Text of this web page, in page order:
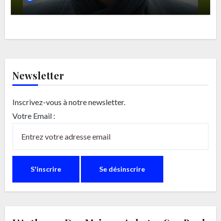
d’homéopathie: inscrivez-vous pour
écouter les deux conférences du Pr Marc
Newsletter
Inscrivez-vous à notre newsletter.
Votre Email :